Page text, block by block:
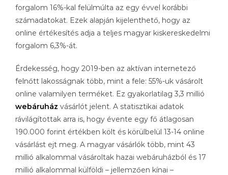
forgalom 16%-kal felülmúlta az egy évvel korábbi
számadatokat. Ezek alapján kijelenthető, hogy az
online értékesítés adja a teljes magyar kiskereskedelmi
forgalom 6,3%-át.
Érdekesség, hogy 2019-ben az aktívan internetező
felnőtt lakosságnak több, mint a fele: 55%-uk vásárolt
online valamilyen terméket. Ez gyakorlatilag 3,3 millió
webáruház vásárlót jelent. A statisztikai adatok
rávilágítottak arra is, hogy évente egy fő átlagosan
190.000 forint értékben költ és körülbelül 13-14 online
vásárlást ejt meg. A magyar vásárlók több, mint 43
millió alkalommal vásároltak hazai webáruházból és 17
millió alkalommal külföldi – jellemzően kínai –